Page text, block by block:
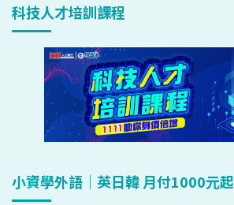
科技人才培訓課程
小資學外語｜英日韓 月付1000元起